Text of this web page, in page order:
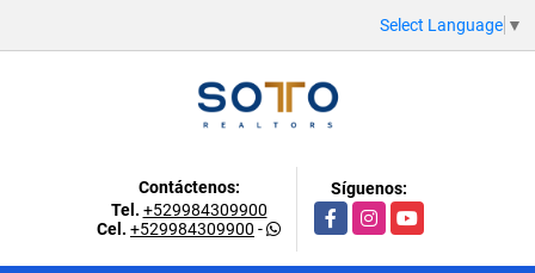
Select Language ▼
Contáctenos:
Tel. +529984309900
Cel. +529984309900 -
Síguenos:
FacebookInstagramYouTube